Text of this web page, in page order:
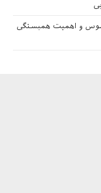
موس و اهمیت همبستگی